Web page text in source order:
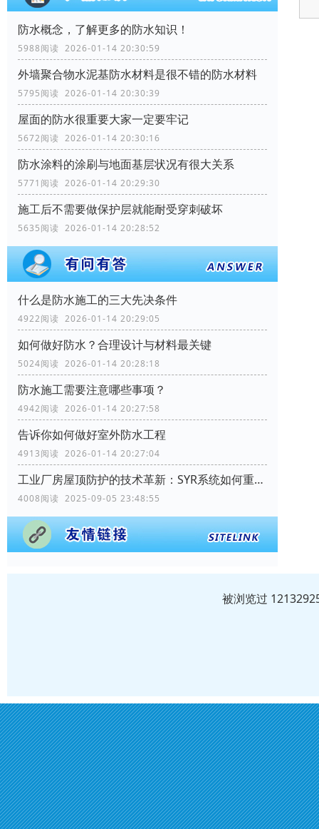
防水概念，了解更多的防水知识！
5988阅读 2026-01-14 20:30:59
外墙聚合物水泥基防水材料是很不错的防水材料
5795阅读 2026-01-14 20:30:39
屋面的防水很重要大家一定要牢记
5672阅读 2026-01-14 20:30:16
防水涂料的涂刷与地面基层状况有很大关系
5771阅读 2026-01-14 20:29:30
施工后不需要做保护层就能耐受穿刺破坏
5635阅读 2026-01-14 20:28:52
什么是防水施工的三大先决条件
4922阅读 2026-01-14 20:29:05
如何做好防水？合理设计与材料最关键
5024阅读 2026-01-14 20:28:18
防水施工需要注意哪些事项？
4942阅读 2026-01-14 20:27:58
告诉你如何做好室外防水工程
4913阅读 2026-01-14 20:27:04
工业厂房屋顶防护的技术革新：SYR系统如何重塑行业标准
4008阅读 2025-09-05 23:48:55
被浏览过